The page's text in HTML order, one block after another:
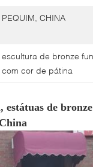
PEQUIM, CHINA
escultura de bronze
com cor de pátina
de bronze